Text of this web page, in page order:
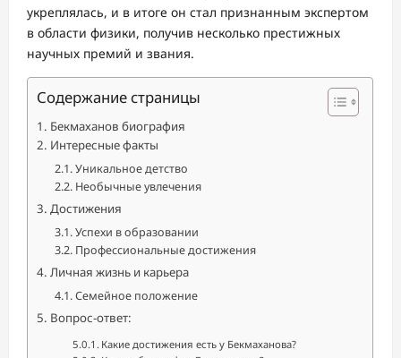
укреплялась, и в итоге он стал признанным экспертом
в области физики, получив несколько престижных
научных премий и звания.
Содержание страницы
Бекмаханов биография
Интересные факты
Уникальное детство
Необычные увлечения
Достижения
Успехи в образовании
Профессиональные достижения
Личная жизнь и карьера
Семейное положение
Вопрос-ответ:
Какие достижения есть у Бекмаханова?